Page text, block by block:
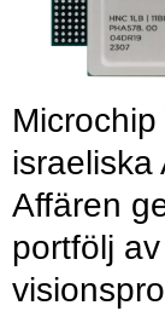
israeliska
Affären
portfölj